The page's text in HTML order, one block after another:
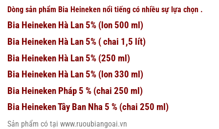
Dòng sản phẩm Bia Heineken nổi tiếng có nhiều sự lựa chọn .
Bia Heineken Hà Lan 5% (lon 500 ml)
Bia Heineken Hà Lan 5% ( chai 1,5 lít)
Bia Heineken Hà Lan 5% (250 ml)
Bia Heineken Hà Lan 5% (lon 330 ml)
Bia Heineken Pháp 5 % (chai 250 ml)
Bia Heineken Tây Ban Nha 5 % (chai 250 ml)
Sản phẩm có tại www.ruoubiangoai.vn